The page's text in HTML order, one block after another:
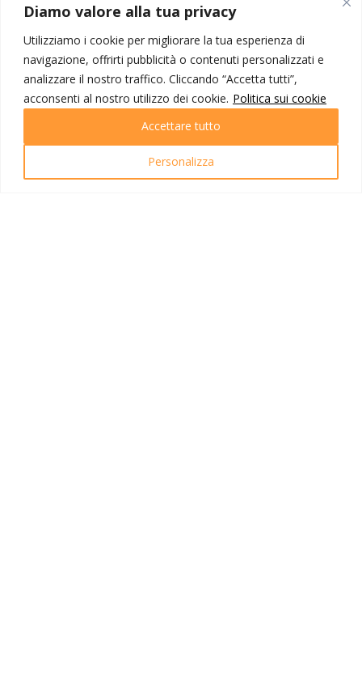
Diamo valore alla tua privacy
Utilizziamo i cookie per migliorare la tua esperienza di
navigazione, offrirti pubblicità o contenuti personalizzati e
analizzare il nostro traffico. Cliccando “Accetta tutti”,
acconsenti al nostro utilizzo dei cookie. Politica sui cookie
Personalizza
Accettare tutto
MONDO IOT VIAGGI
Corporate
Contatti
I NOSTRI PRODOTTI
Destinazioni
Partenze
Emozioni di viaggio
Newsletter